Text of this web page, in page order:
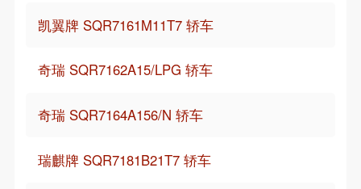
凯翼牌 SQR7161M11T7 轿车
奇瑞 SQR7162A15/LPG 轿车
奇瑞 SQR7164A156/N 轿车
瑞麒牌 SQR7181B21T7 轿车